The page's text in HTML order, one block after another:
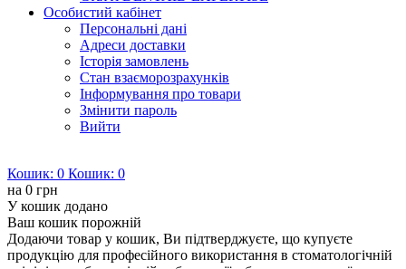
Особистий кабінет
Персональні дані
Адреси доставки
Історія замовлень
Стан взаєморозрахунків
Інформування про товари
Змінити пароль
Вийти
Кошик: 0 Кошик: 0
на 0 грн
У кошик додано
Ваш кошик порожній
Додаючи товар у кошик, Ви підтверджуєте, що купуєте
продукцію для професійного використання в стоматологічній